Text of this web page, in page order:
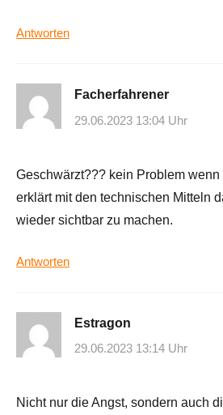
Antworten
Facherfahrener
29.06.2023 13:04 Uhr
Geschwärzt??? kein Problem
erklärt mit den technischen Mitteln
wieder sichtbar zu machen.
Antworten
Estragon
29.06.2023 13:14 Uhr
Nicht nur die Angst, sondern auch